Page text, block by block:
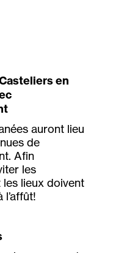
en
auront lieu
de
Afin
les
les lieux doivent